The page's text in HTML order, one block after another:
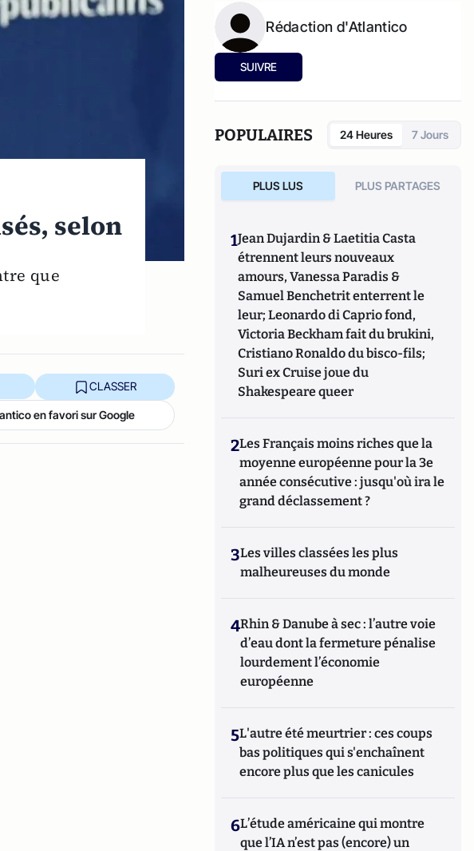
selon
que
CLASSER
en favori sur Google
Rédaction d'Atlantico
SUIVRE
POPULAIRES 24 Heures 7 Jours
PLUS LUS PLUS PARTAGES
1Jean Dujardin & Laetitia Casta
étrennent leurs nouveaux
amours, Vanessa Paradis &
Samuel Benchetrit enterrent le
leur; Leonardo di Caprio fond,
Victoria Beckham fait du brukini,
Cristiano Ronaldo du bisco-fils;
Suri ex Cruise joue du
Shakespeare queer
2Les Français moins riches que la
moyenne européenne pour la 3e
année consécutive : jusqu'où ira le
grand déclassement ?
3Les villes classées les plus
malheureuses du monde
4Rhin & Danube à sec : l’autre voie
d’eau dont la fermeture pénalise
lourdement l’économie
européenne
5L'autre été meurtrier : ces coups
bas politiques qui s'enchaînent
encore plus que les canicules
6L’étude américaine qui montre
que l’IA n’est pas (encore) un